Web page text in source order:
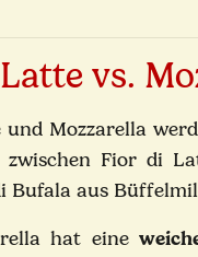
vs.
Mozzarella
zwischen Fior di
Bufala aus
hat eine